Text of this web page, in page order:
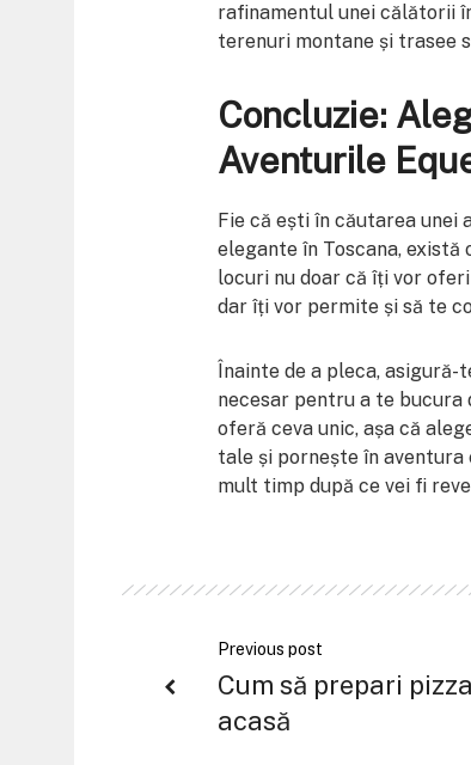
rafinamentul unei călătorii
terenuri montane și trasee
Concluzie:
Aventurile
Fie că ești în căutarea unei
elegante în Toscana,
locuri nu doar că îți vor
dar îți vor permite și să te
Înainte de a pleca,
necesar pentru a te
oferă ceva unic, așa că
tale și pornește în
mult timp după ce vei fi
Previous post
Cum să prepari
acasă